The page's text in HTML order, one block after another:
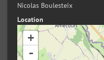
Nicolas Boulesteix
Location
+
-